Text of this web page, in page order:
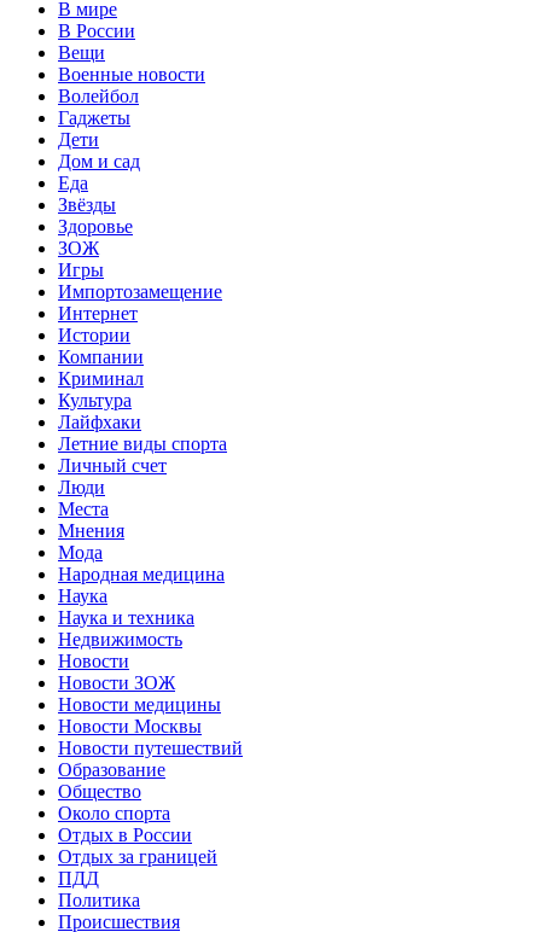
В мире
В России
Вещи
Военные новости
Волейбол
Гаджеты
Дети
Дом и сад
Еда
Звёзды
Здоровье
ЗОЖ
Игры
Импортозамещение
Интернет
Истории
Компании
Криминал
Культура
Лайфхаки
Летние виды спорта
Личный счет
Люди
Места
Мнения
Мода
Народная медицина
Наука
Наука и техника
Недвижимость
Новости
Новости ЗОЖ
Новости медицины
Новости Москвы
Новости путешествий
Образование
Общество
Около спорта
Отдых в России
Отдых за границей
ПДД
Политика
Происшествия